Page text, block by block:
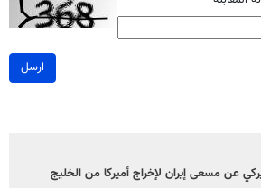
ارسل
عن مسعى إيران لإخراج أميركا من الخليج